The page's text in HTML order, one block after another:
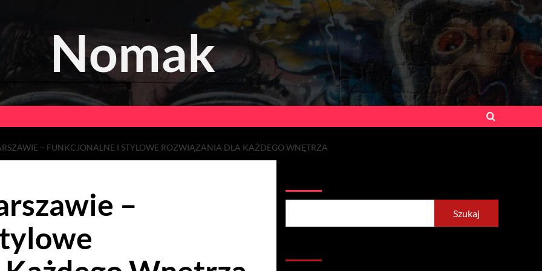
Nomak
– FUNKCJONALNE I STYLOWE ROZWIĄZANIA DLA KAŻDEGO WNĘTRZA
–
Szukaj